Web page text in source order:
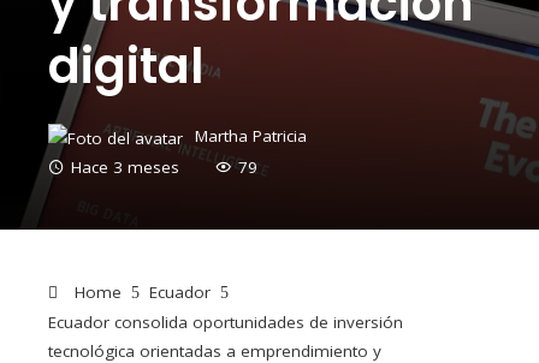
digital
Martha Patricia
Hace 3 meses
79
Home
Ecuador
Ecuador consolida oportunidades de inversión
tecnológica orientadas a emprendimiento y